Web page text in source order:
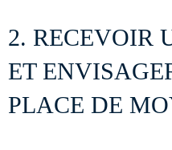
2. RECEVOIR
ET
PLACE DE